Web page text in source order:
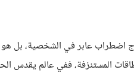
اضطراب عابر في الشخصية،
المستنزفة، ففي عالم يقدس